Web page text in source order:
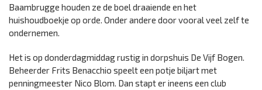
Baambrugge houden ze de boel draaiende en het
huishoudboekje op orde. Onder andere door vooral veel zelf te
ondernemen.
Het is op donderdagmiddag rustig in dorpshuis De Vijf Bogen.
Beheerder Frits Benacchio speelt een potje biljart met
penningmeester Nico Blom. Dan stapt er ineens een club